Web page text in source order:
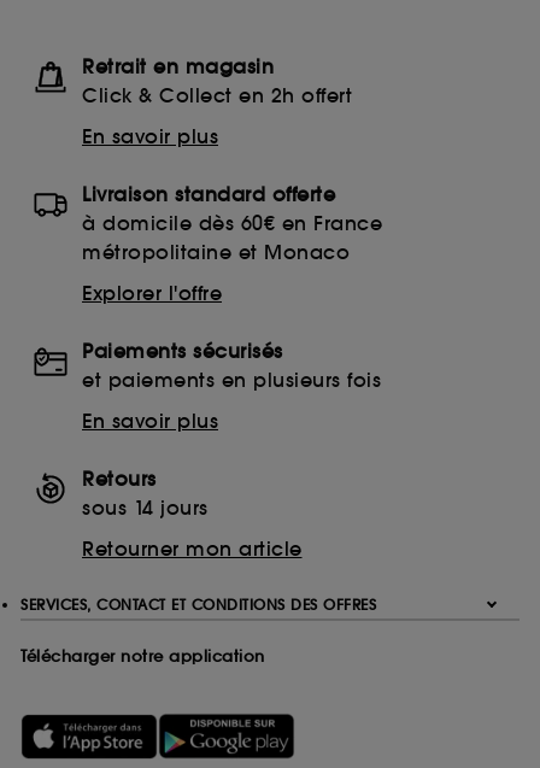
Retrait en magasin
Click & Collect en 2h offert
En savoir plus
Livraison standard offerte
à domicile dès 60€ en France
métropolitaine et Monaco
Explorer l'offre
Paiements sécurisés
et paiements en plusieurs fois
En savoir plus
Retours
sous 14 jours
Retourner mon article
SERVICES, CONTACT ET CONDITIONS DES OFFRES
Télécharger notre application